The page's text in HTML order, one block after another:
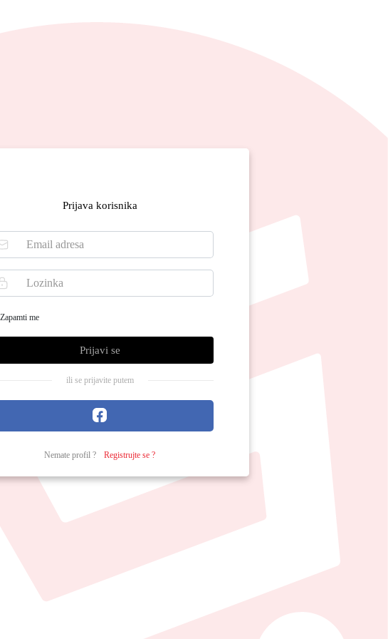
Prijava korisnika
Zapamti me
Prijavi se
ili se prijavite putem
Nemate profil ? Registrujte se ?